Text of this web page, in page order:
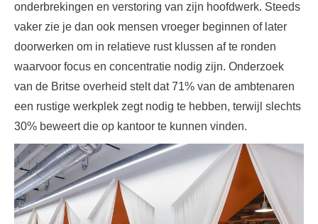
onderbrekingen en verstoring van zijn hoofdwerk. Steeds
vaker zie je dan ook mensen vroeger beginnen of later
doorwerken om in relatieve rust klussen af te ronden
waarvoor focus en concentratie nodig zijn. Onderzoek
van de Britse overheid stelt dat 71% van de ambtenaren
een rustige werkplek zegt nodig te hebben, terwijl slechts
30% beweert die op kantoor te kunnen vinden.